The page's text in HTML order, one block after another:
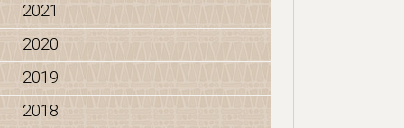
2021
2020
2019
2018